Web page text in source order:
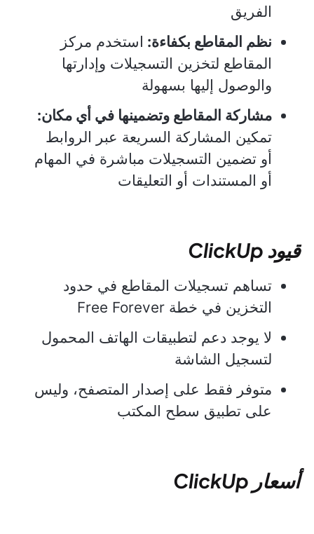
الفريق
نظم المقاطع بكفاءة: استخدم مركز
المقاطع لتخزين التسجيلات وإدارتها
والوصول إليها بسهولة
مشاركة المقاطع وتضمينها في أي مكان:
تمكين المشاركة السريعة عبر الروابط
أو تضمين التسجيلات مباشرة في المهام
أو المستندات أو التعليقات
قيود ClickUp
تساهم تسجيلات المقاطع في حدود
التخزين في خطة Free Forever
لا يوجد دعم لتطبيقات الهاتف المحمول
لتسجيل الشاشة
متوفر فقط على إصدار المتصفح، وليس
على تطبيق سطح المكتب
أسعار ClickUp